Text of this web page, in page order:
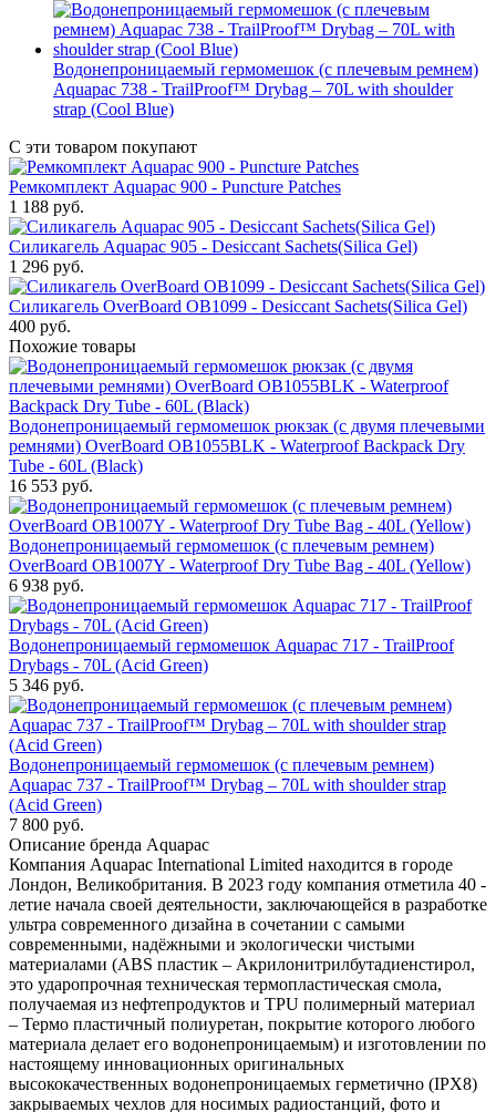
Водонепроницаемый гермомешок (с плечевым ремнем)
Aquapac 738 - TrailProof™ Drybag – 70L with shoulder
strap (Cool Blue)
С эти товаром покупают
Ремкомплект Aquapac 900 - Puncture Patches
1 188 руб.
Силикагель Aquapac 905 - Desiccant Sachets(Silica Gel)
1 296 руб.
Силикагель OverBoard OB1099 - Desiccant Sachets(Silica Gel)
400 руб.
Похожие товары
Водонепроницаемый гермомешок рюкзак (с двумя плечевыми
ремнями) OverBoard OB1055BLK - Waterproof Backpack Dry
Tube - 60L (Black)
16 553 руб.
Водонепроницаемый гермомешок (с плечевым ремнем)
OverBoard OB1007Y - Waterproof Dry Tube Bag - 40L (Yellow)
6 938 руб.
Водонепроницаемый гермомешок Aquapac 717 - TrailProof
Drybags - 70L (Acid Green)
5 346 руб.
Водонепроницаемый гермомешок (с плечевым ремнем)
Aquapac 737 - TrailProof™ Drybag – 70L with shoulder strap
(Acid Green)
7 800 руб.
Описание бренда Aquapac
Компания Aquapac International Limited находится в городе
Лондон, Великобритания. В 2023 году компания отметила 40 -
летие начала своей деятельности, заключающейся в разработке
ультра современного дизайна в сочетании с самыми
современными, надёжными и экологически чистыми
материалами (ABS пластик – Акрилонитрилбутадиенстирол,
это ударопрочная техническая термопластическая смола,
получаемая из нефтепродуктов и TPU полимерный материал
– Термо пластичный полиуретан, покрытие которого любого
материала делает его водонепроницаемым) и изготовлении по
настоящему инновационных оригинальных
высококачественных водонепроницаемых герметично (IPX8)
закрываемых чехлов для носимых радиостанций, фото и